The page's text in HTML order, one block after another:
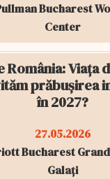
Bucharest
Center
România: Viața
prăbușirea
în 2027?
27.05.2026
Bucharest
Galați